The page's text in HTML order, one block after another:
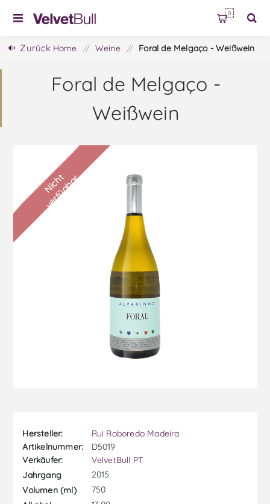
0
Zurück Home / Weine / Foral de Melgaço - Weißwein
Foral de Melgaço -
Weißwein
N
i
c
h
t
v
e
r
f
ü
g
b
a
r
Hersteller:
Rui Roboredo Madeira
Artikelnummer:
D5019
Verkäufer:
VelvetBull PT
Jahrgang
2015
Volumen (ml)
750